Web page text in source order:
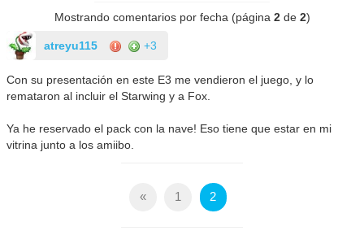
Mostrando comentarios por fecha (página 2de 2)
atreyu115 +3
Con su presentación en este E3 me vendieron el juego, y lo
remataron al incluir el Starwing y a Fox.
Ya he reservado el pack con la nave! Eso tiene que estar en mi
vitrina junto a los amiibo.
« 1 2